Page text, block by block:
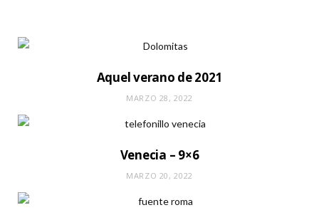
Aquel verano de 2021
MARZO 28, 2022
Venecia – 9×6
MARZO 20, 2022